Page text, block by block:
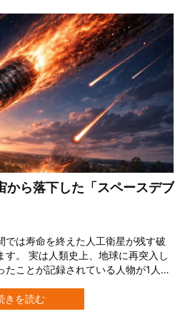
から落下した「スペースデブ
では寿命を終えた人工衛星が残す破
す。 実は人類史上、地球に再突入し
ことが記録されている人物が1人だ
女がスペースデブリに当たったの
た。 約13cmの破片が肩にぶつかる
きを読む